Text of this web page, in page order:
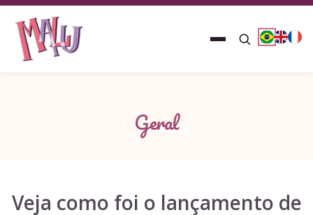
Geral
Geral
Veja como foi o lançamento de